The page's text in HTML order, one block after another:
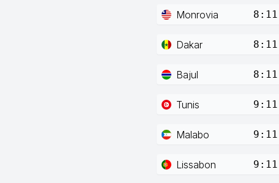
Monrovia 8:11
Dakar 8:11
Bajul 8:11
Tunis 9:11
Malabo 9:11
Lissabon 9:11